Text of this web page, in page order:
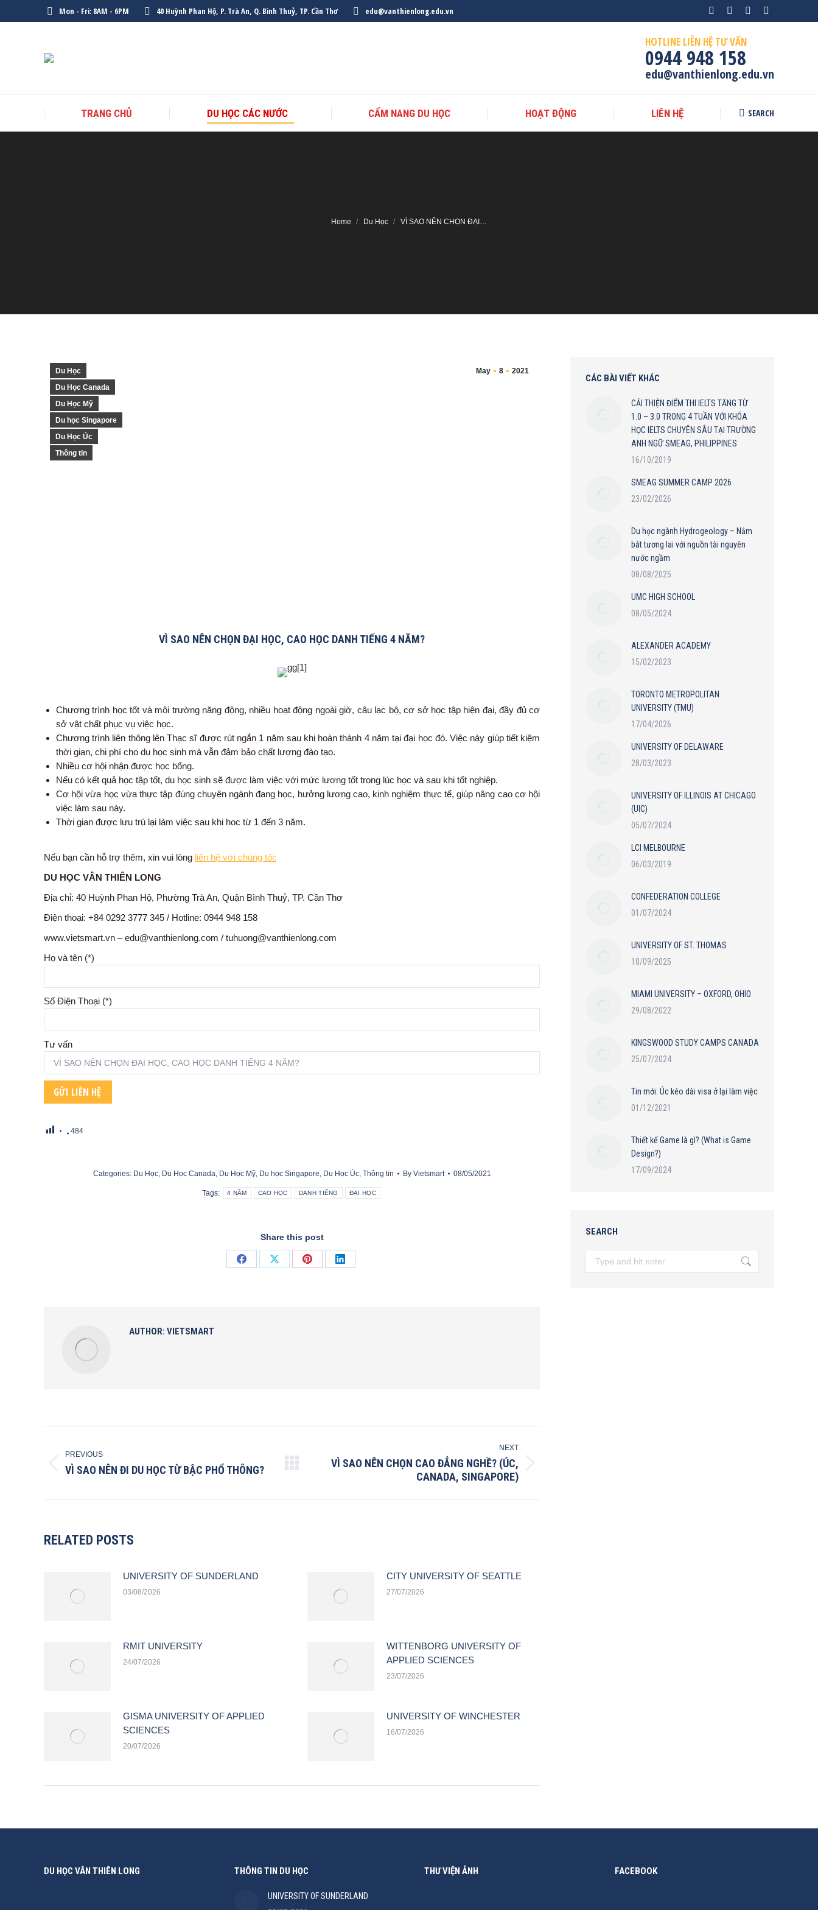
Mon - Fri: 8AM - 6PM 40 Huỳnh Phan Hộ, P. Trà An, Q. Bình Thuỷ, TP. Cần Thơ edu@vanthienlong.edu.vn
page
opens
in
new
window
page
opens
in
new
window
new
window
new
window
HOTLINE LIÊN HỆ TƯ VẤN
0944 948 158
edu@vanthienlong.edu.vn
TRANG CHỦ DU HỌC CÁC NƯỚC CẨM NANG DU HỌC HOẠT ĐỘNG LIÊN HỆ Search:
SEARCH
You are here:
Home Du Học VÌ SAO NÊN CHỌN ĐẠI…
May 8 2021
Du Học
Du Học Canada
Du Học Mỹ
Du học Singapore
Du Học Úc
Thông tin
VÌ SAO NÊN CHỌN ĐẠI HỌC, CAO HỌC DANH TIẾNG 4 NĂM?
Chương trình học tốt và môi trường năng động, nhiều hoạt động ngoài giờ, câu lạc bộ, cơ sở học tập hiện đại, đầy đủ cơ
sở vật chất phục vụ việc học.
Chương trình liên thông lên Thạc sĩ được rút ngắn 1 năm sau khi hoàn thành 4 năm tại đại học đó. Việc này giúp tiết kiệm
thời gian, chi phí cho du học sinh mà vẫn đảm bảo chất lượng đào tạo.
Nhiều cơ hội nhận được học bổng.
Nếu có kết quả học tập tốt, du học sinh sẽ được làm việc với mức lương tốt trong lúc học và sau khi tốt nghiệp.
Cơ hội vừa học vừa thực tập đúng chuyên ngành đang học, hưởng lương cao, kinh nghiệm thực tế, giúp nâng cao cơ hội
việc làm sau này.
Thời gian được lưu trú lại làm việc sau khi hoc từ 1 đến 3 năm.
Nếu bạn cần hỗ trợ thêm, xin vui lòng liên hệ với chúng tôi:
DU HỌC VÂN THIÊN LONG
Địa chỉ: 40 Huỳnh Phan Hộ, Phường Trà An, Quận Bình Thuỷ, TP. Cần Thơ
Điện thoại: +84 0292 3777 345 / Hotline: 0944 948 158
www.vietsmart.vn – edu@vanthienlong.com / tuhuong@vanthienlong.com
Họ và tên (*)
Số Điện Thoại (*)
Tư vấn
484
Categories: Du Học, Du Học Canada, Du Học Mỹ, Du học Singapore, Du Học Úc, Thông tin By Vietsmart 08/05/2021
Tags: 4 NĂM CAO HỌC DANH TIẾNG ĐẠI HỌC
Share this post
Share
Share
Share
Share
AUTHOR: VIETSMART
NAVIGATION
PREVIOUS
Previous
VÌ SAO NÊN ĐI DU HỌC TỪ BẬC PHỔ THÔNG?
NEXT
NextVÌ SAO NÊN CHỌN CAO ĐẲNG NGHỀ? (ÚC,
CANADA, SINGAPORE)
RELATED POSTS
UNIVERSITY OF SUNDERLAND
03/08/2026
CITY UNIVERSITY OF SEATTLE
27/07/2026
RMIT UNIVERSITY
24/07/2026
WITTENBORG UNIVERSITY OF
APPLIED SCIENCES
23/07/2026
GISMA UNIVERSITY OF APPLIED
SCIENCES
20/07/2026
UNIVERSITY OF WINCHESTER
16/07/2026
CÁC BÀI VIẾT KHÁC
CẢI THIỆN ĐIỂM THI IELTS TĂNG TỪ
1.0 – 3.0 TRONG 4 TUẦN VỚI KHÓA
HỌC IELTS CHUYÊN SÂU TẠI TRƯỜNG
ANH NGỮ SMEAG, PHILIPPINES
16/10/2019
SMEAG SUMMER CAMP 2026
23/02/2026
Du học ngành Hydrogeology – Nắm
bắt tương lai với nguồn tài nguyên
nước ngầm
08/08/2025
UMC HIGH SCHOOL
08/05/2024
ALEXANDER ACADEMY
15/02/2023
TORONTO METROPOLITAN
UNIVERSITY (TMU)
17/04/2026
UNIVERSITY OF DELAWARE
28/03/2023
UNIVERSITY OF ILLINOIS AT CHICAGO
(UIC)
05/07/2024
LCI MELBOURNE
06/03/2019
CONFEDERATION COLLEGE
01/07/2024
UNIVERSITY OF ST. THOMAS
10/09/2025
MIAMI UNIVERSITY – OXFORD, OHIO
29/08/2022
KINGSWOOD STUDY CAMPS CANADA
25/07/2024
Tin mới: Úc kéo dài visa ở lại làm việc
01/12/2021
Thiết kế Game là gì? (What is Game
Design?)
17/09/2024
SEARCH
DU HỌC VÂN THIÊN LONG THÔNG TIN DU HỌC
UNIVERSITY OF SUNDERLAND
THƯ VIỆN ẢNH FACEBOOK